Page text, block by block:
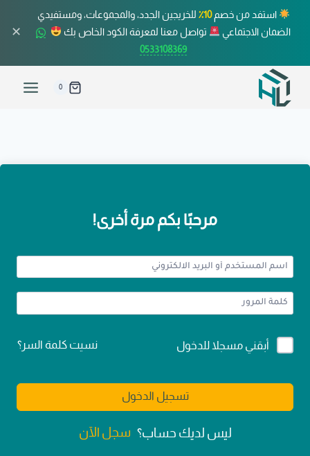
استفد من خصم10٪
للخريجين الجدد، والمجموعات، ومستفيدي
الضمان الاجتماعي
تواصل معنا لمعرفة الكود الخاص بك
0533108369
✕
0
مرحبًا بكم مرة أخرى!
Alternative:
أبقني مسجلا للدخول نسيت كلمة السر؟
تسجيل الدخول
ليس لديك حساب؟ سجل الآن